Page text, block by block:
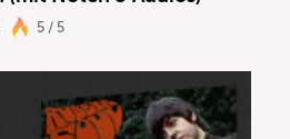
5 / 5